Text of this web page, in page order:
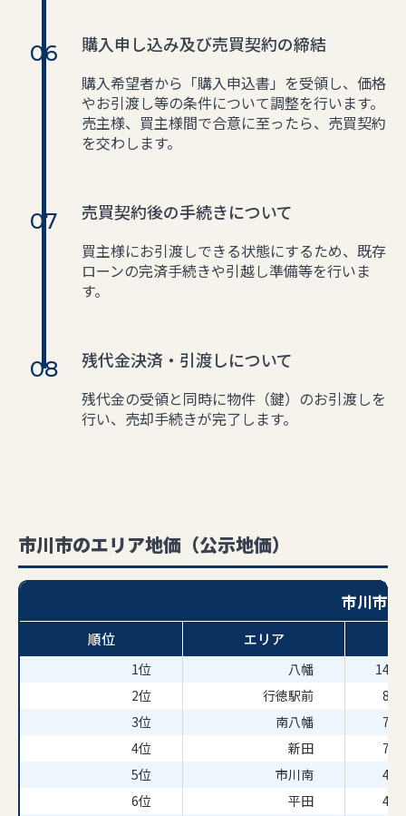
購入申し込み及び売買契約の締結
購入希望者から「購入申込書」を受領し、価格
やお引渡し等の条件について調整を行います。
売主様、買主様間で合意に至ったら、売買契約
を交わします。
売買契約後の手続きについて
買主様にお引渡しできる状態にするため、既存
ローンの完済手続きや引越し準備等を行いま
す。
残代金決済・引渡しについて
残代金の受領と同時に物件（鍵）のお引渡しを
行い、売却手続きが完了します。
市川市のエリア地価（公示地価）
市川市
順位 エリア
1位 八幡
140
2位
行徳駅前
87
3位
南八幡
79
4位
新田
73
5位
市川南
44
6位
平田
44